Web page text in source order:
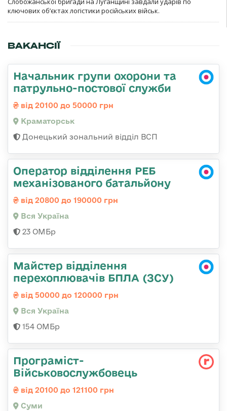
ключових об’єктах логістики російських військ.
ВАКАНСІЇ
Начальник групи охорони та
патрульно-постової служби
від 20100 до 50000 грн
Краматорськ
Донецький зональний відділ ВСП
Оператор відділення РЕБ
механізованого батальйону
від 20800 до 190000 грн
Вся Україна
23 ОМБр
Майстер відділення
перехоплювачів БПЛА (ЗСУ)
від 50000 до 120000 грн
Вся Україна
154 ОМБр
Програміст-
Військовослужбовець
від 20100 до 121100 грн
Суми